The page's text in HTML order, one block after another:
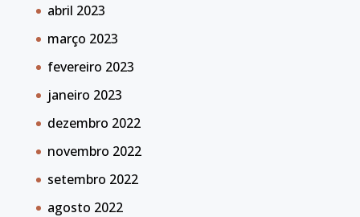
abril 2023
março 2023
fevereiro 2023
janeiro 2023
dezembro 2022
novembro 2022
setembro 2022
agosto 2022